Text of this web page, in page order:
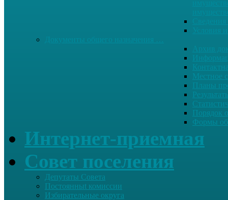
Архив
Местное
Планы
Порядок
Формы
Интернет-приемная
Совет поселения
Депутаты Совета
Постоянныt комиссии
Избирательные округа